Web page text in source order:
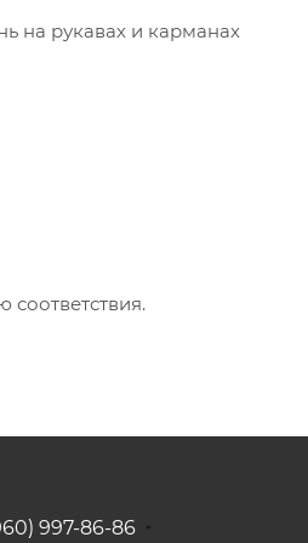
на рукавах и карманах
997-86-86